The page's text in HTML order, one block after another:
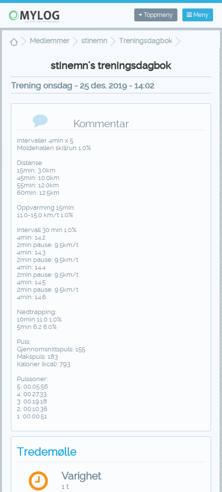
Meny
Toppmeny
Medlemmer stinemn
Treningsdagbok
stinemn's treningsdagbok
Trening onsdag - 25 des. 2019 - 14:02
Kommentar
Intervaller 4min x 5
Moldehallen skillrun 1.0%
Distanse:
15min: 3.0km
45min: 10.0km
55min: 12.0km
60min: 12.5km
Oppvarming 15min:
11.0-15.0 km/t 1.0%
Intervall 30 min 1.0%
4min: 14.2
2min pause: 9.5km/t
4min: 14.3
2min pause: 9.5km/t
4min: 14.4
2min pause: 9.5km/t
4min: 14.5
2min pause: 9.5km/t
4min: 14.6
Nedtrapping:
10min 11.0 1.0%
5min 6.2 6.0%
Puls:
Gjennomsnittspuls: 155
Makspuls: 183
Kalorier (kcal): 793
Pulssoner:
5: 00.05.56
4: 00.27.33
3: 00.19.18
2: 00.10.36
1: 00.00.51
Tredemølle
Varighet
1 t